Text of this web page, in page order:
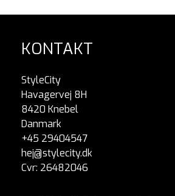
KONTAKT
StyleCity
Havagervej 8H
8420 Knebel
Danmark
+45 29404547
hej@stylecity.dk
Cvr: 26482046